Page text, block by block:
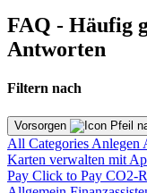
FAQ - Häufig
Antworten
Filtern nach
Vorsorgen
All Categories Anlegen
Karten verwalten mit
Pay Click to Pay CO2-